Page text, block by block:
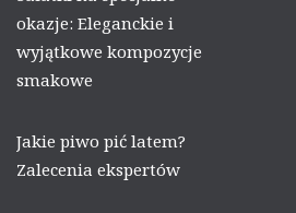
okazje: Eleganckie i
wyjątkowe kompozycje
smakowe
Jakie piwo pić latem?
Zalecenia ekspertów